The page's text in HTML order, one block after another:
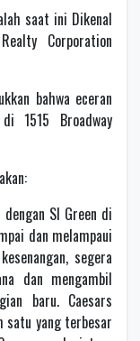
saat ini Dikenal
Corporation
bahwa eceran
1515 Broadway
Sl Green di
dan melampaui
segera
dan mengambil
baru. Caesars
satu yang terbesar